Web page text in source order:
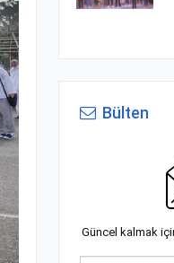
Bülten
Güncel kalmak